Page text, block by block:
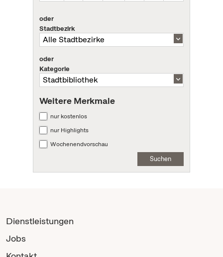
oder
Stadtbezirk
oder
Kategorie
Weitere Merkmale
nur kostenlos
nur Highlights
Wochenendvorschau
Suchen
Dienstleistungen
Jobs